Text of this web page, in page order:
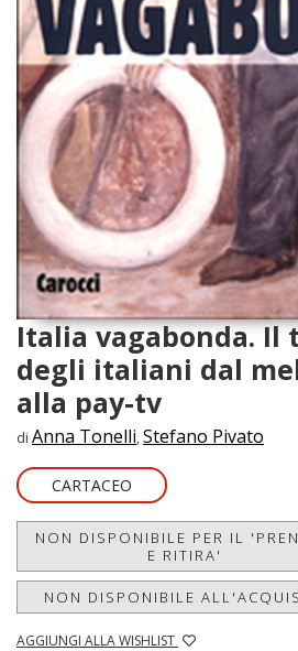
Italia vagabonda. Il
degli italiani dal
alla pay-tv
di Anna Tonelli, Stefano Pivato
CARTACEO
NON DISPONIBILE PER IL
E RITIRA'
NON DISPONIBILE
AGGIUNGI ALLA WISHLIST